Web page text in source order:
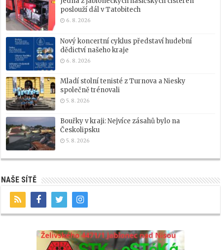
poslouží dál v Tatobitech
6. 8. 2026
Nový koncertní cyklus představí hudební
dědictví našeho kraje
6. 8. 2026
Mladí stolní tenisté z Turnova a Niesky
společně trénovali
5. 8. 2026
Bouřky v kraji: Nejvíce zásahů bylo na
Českolipsku
5. 8. 2026
NAŠE SÍTĚ